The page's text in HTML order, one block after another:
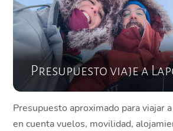
Presupuesto viaje a
Presupuesto aproximado para viajar
en cuenta vuelos, movilidad,